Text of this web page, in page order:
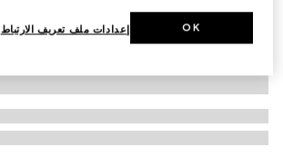
إعدادات ملف تعريف الارتباط OK